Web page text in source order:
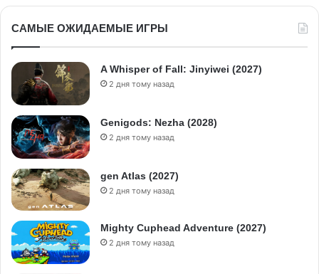
САМЫЕ ОЖИДАЕМЫЕ ИГРЫ
A Whisper of Fall: Jinyiwei (2027)
2 дня тому назад
Genigods: Nezha (2028)
2 дня тому назад
gen Atlas (2027)
2 дня тому назад
Mighty Cuphead Adventure (2027)
2 дня тому назад